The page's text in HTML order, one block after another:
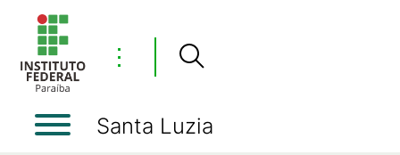
⋮
Santa Luzia